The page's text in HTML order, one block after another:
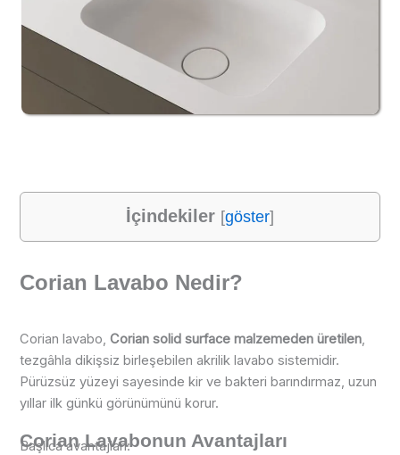
İçindekiler [göster]
Corian Lavabo Nedir?
Corian lavabo,Corian solid surface malzemeden üretilen,
tezgâhla dikişsiz birleşebilen akrilik lavabo sistemidir.
Pürüzsüz yüzeyi sayesinde kir ve bakteri barındırmaz, uzun
yıllar ilk günkü görünümünü korur.
Başlıca avantajları:
Corian Lavabonun Avantajları